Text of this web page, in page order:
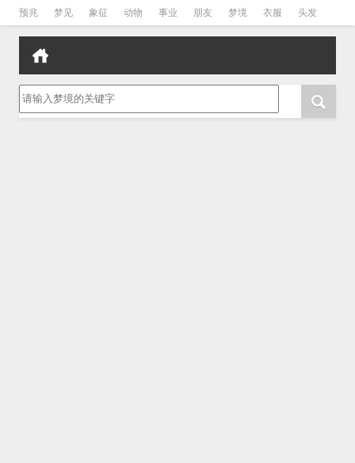
预兆 梦见 象征 动物 事业 朋友 梦境 衣服 头发
孕妇 孩子 吵架 房子